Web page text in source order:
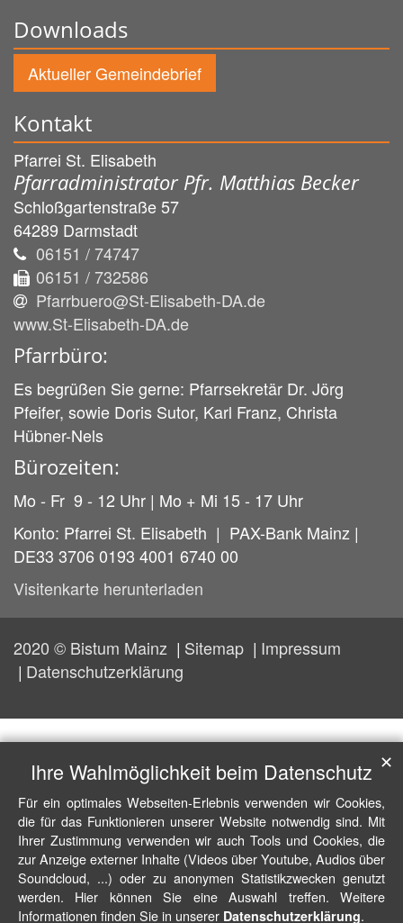
Downloads
Aktueller Gemeindebrief
Kontakt
Pfarrei St. Elisabeth
Pfarradministrator Pfr. Matthias Becker
Schloßgartenstraße 57
64289 Darmstadt
06151 / 74747
06151 / 732586
Pfarrbuero@St-Elisabeth-DA.de
www.St-Elisabeth-DA.de
Pfarrbüro:
Es begrüßen Sie gerne: Pfarrsekretär Dr. Jörg
Pfeifer, sowie Doris Sutor, Karl Franz, Christa
Hübner-Nels
Bürozeiten:
Mo - Fr 9 - 12 Uhr | Mo + Mi 15 - 17 Uhr
Konto: Pfarrei St. Elisabeth | PAX-Bank Mainz |
DE33 3706 0193 4001 6740 00
Visitenkarte herunterladen
2020 © Bistum Mainz Sitemap
Impressum
Datenschutzerklärung
Ihre Wahlmöglichkeit beim Datenschutz
Für ein optimales Webseiten-Erlebnis verwenden wir Cookies,
die für das Funktionieren unserer Website notwendig sind. Mit
Ihrer Zustimmung verwenden wir auch Tools und Cookies, die
zur Anzeige externer Inhalte (Videos über Youtube, Audios über
Soundcloud, ...) oder zu anonymen Statistikzwecken genutzt
werden. Hier können Sie eine Auswahl treffen. Weitere
Informationen finden Sie in unserer Datenschutzerklärung.
✕